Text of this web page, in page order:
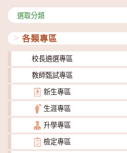
分
類
各類專區
校長遴選專區
教師甄試專區
新生專區
生涯專區
升學專區
檢定專區